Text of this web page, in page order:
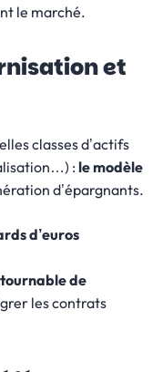
le marché.
et
classes d’actifs
: le modèle
d’épargnants.
d’euros
de
les contrats